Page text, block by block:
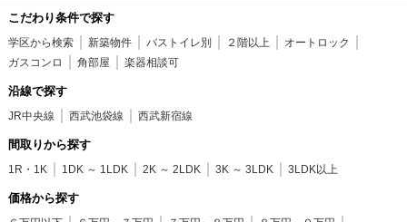
こだわり条件で探す
学区から検索 新築物件 バストイレ別 ２階以上
オートロック
ガスコンロ
角部屋 楽器相談可
沿線で探す
JR中央線 西武池袋線 西武新宿線
間取りから探す
1R・1K 1DK ～ 1LDK 2K ～ 2LDK 3K ～ 3LDK 3LDK以上
価格から探す